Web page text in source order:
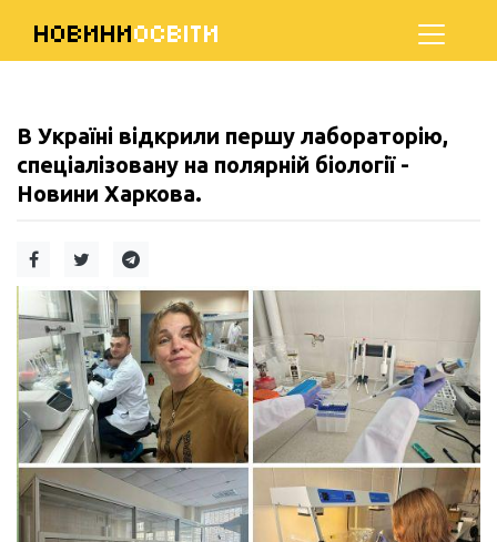
НОВИНИОСВІТИ
В Україні відкрили першу лабораторію,
спеціалізовану на полярній біології -
Новини Харкова.